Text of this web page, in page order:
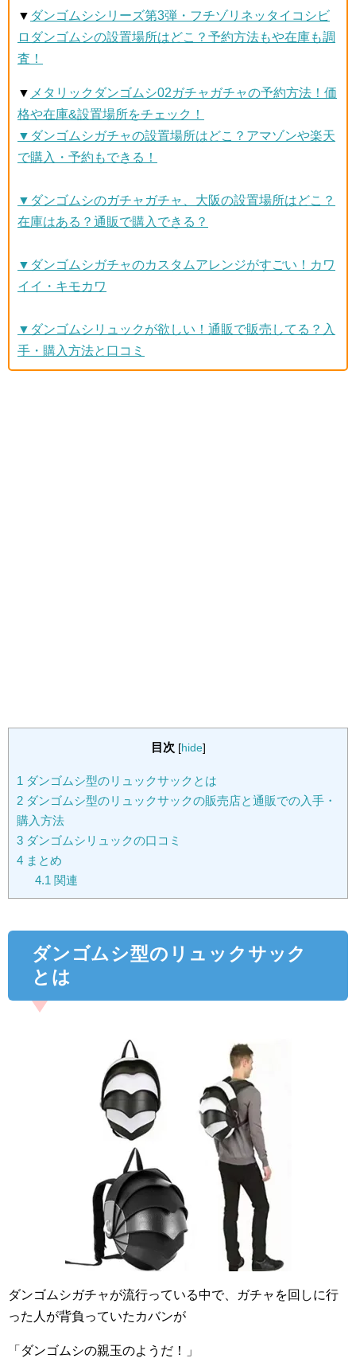
▼ ダンゴムシシリーズ第3弾・フチゾリネッタイコシビ
ロダンゴムシの設置場所はどこ？予約方法もや在庫も調
査！
▼ メタリックダンゴムシ02ガチャガチャの予約方法！価
格や在庫&設置場所をチェック！
▼ダンゴムシガチャの設置場所はどこ？アマゾンや楽天
で購入・予約もできる！
▼ダンゴムシのガチャガチャ、大阪の設置場所はどこ？
在庫はある？通販で購入できる？
▼ダンゴムシガチャのカスタムアレンジがすごい！カワ
イイ・キモカワ
▼ダンゴムシリュックが欲しい！通販で販売してる？入
手・購入方法と口コミ
目次 [hide]
1 ダンゴムシ型のリュックサックとは
2 ダンゴムシ型のリュックサックの販売店と通販での入手・
購入方法
3 ダンゴムシリュックの口コミ
4 まとめ
4.1 関連
ダンゴムシ型のリュックサック
とは
ダンゴムシガチャが流行っている中で、ガチャを回しに行
った人が背負っていたカバンが
「ダンゴムシの親玉のようだ！」